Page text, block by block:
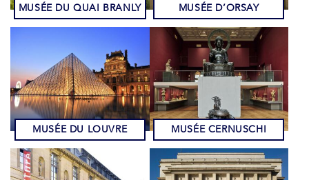
MUSÉE DU QUAI BRANLY MUSÉE D’ORSAY
MUSÉE DU LOUVRE MUSÉE CERNUSCHI